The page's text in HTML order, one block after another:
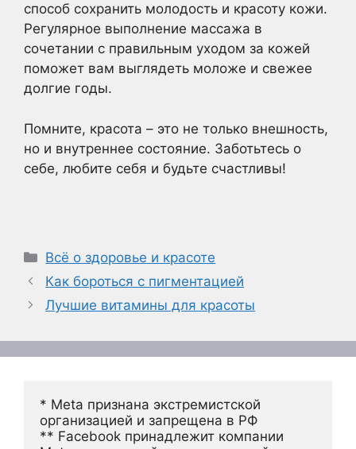
способ сохранить молодость и красоту кожи.
Регулярное выполнение массажа в
сочетании с правильным уходом за кожей
поможет вам выглядеть моложе и свежее
долгие годы.
Помните, красота – это не только внешность,
но и внутреннее состояние. Заботьтесь о
себе, любите себя и будьте счастливы!
Рубрики
Всё о здоровье и красоте
Как бороться с пигментацией
Лучшие витамины для красоты
* Meta признана экстремистской
организацией и запрещена в РФ
** Facebook принадлежит компании